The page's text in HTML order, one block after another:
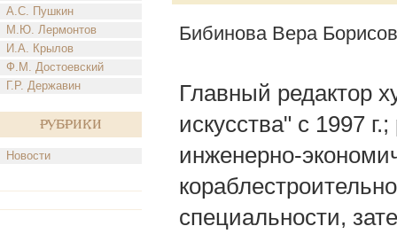
А.С. Пушкин
М.Ю. Лермонтов
И.А. Крылов
Ф.М. Достоевский
Г.Р. Державин
Рубрики
Новости
Бибинова Вера
Главный редактор
искусства" с 1997
инженерно-
специальности,